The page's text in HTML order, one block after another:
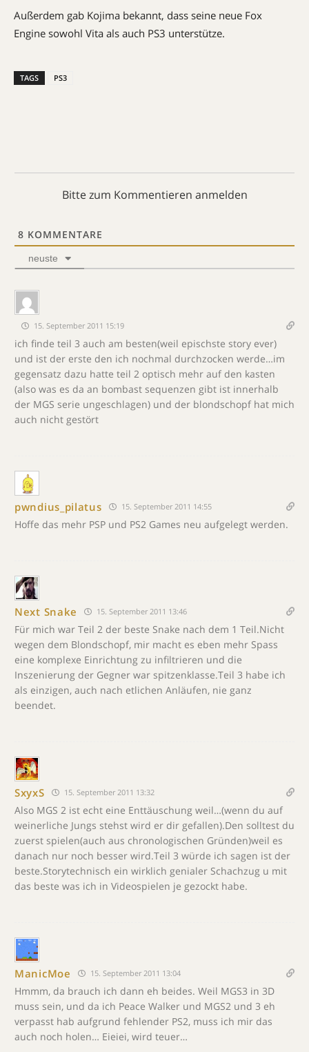
Außerdem gab Kojima bekannt, dass seine neue Fox
Engine sowohl Vita als auch PS3 unterstütze.
TAGS PS3
Bitte zum Kommentieren anmelden
8 KOMMENTARE
neuste
15. September 2011 15:19
ich finde teil 3 auch am besten(weil epischste story ever)
und ist der erste den ich nochmal durchzocken werde…im
gegensatz dazu hatte teil 2 optisch mehr auf den kasten
(also was es da an bombast sequenzen gibt ist innerhalb
der MGS serie ungeschlagen) und der blondschopf hat mich
auch nicht gestört
pwndius_pilatus 15. September 2011 14:55
Hoffe das mehr PSP und PS2 Games neu aufgelegt werden.
Next Snake 15. September 2011 13:46
Für mich war Teil 2 der beste Snake nach dem 1 Teil.Nicht
wegen dem Blondschopf, mir macht es eben mehr Spass
eine komplexe Einrichtung zu infiltrieren und die
Inszenierung der Gegner war spitzenklasse.Teil 3 habe ich
als einzigen, auch nach etlichen Anläufen, nie ganz
beendet.
SxyxS 15. September 2011 13:32
Also MGS 2 ist echt eine Enttäuschung weil…(wenn du auf
weinerliche Jungs stehst wird er dir gefallen).Den solltest du
zuerst spielen(auch aus chronologischen Gründen)weil es
danach nur noch besser wird.Teil 3 würde ich sagen ist der
beste.Storytechnisch ein wirklich genialer Schachzug u mit
das beste was ich in Videospielen je gezockt habe.
ManicMoe 15. September 2011 13:04
Hmmm, da brauch ich dann eh beides. Weil MGS3 in 3D
muss sein, und da ich Peace Walker und MGS2 und 3 eh
verpasst hab aufgrund fehlender PS2, muss ich mir das
auch noch holen… Eieiei, wird teuer…